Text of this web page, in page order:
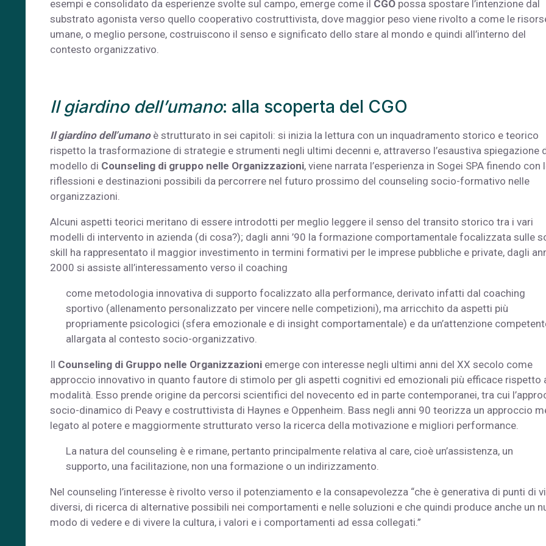
esempi e consolidato da esperienze svolte sul campo, emerge come il CGO possa spostare l’intenzione dal
substrato agonista verso quello cooperativo costruttivista, dove maggior peso viene rivolto a come le
umane, o meglio persone, costruiscono il senso e significato dello stare al mondo e quindi all’interno del
contesto organizzativo.
Il giardino dell’umano: alla scoperta del CGO
Il giardino dell’umanoè strutturato in sei capitoli: si inizia la lettura con un inquadramento storico e teorico
rispetto la trasformazione di strategie e strumenti negli ultimi decenni e, attraverso l’esaustiva spiegazione
modello di Counseling di gruppo nelle Organizzazioni, viene narrata l’esperienza in Sogei SPA finendo con
riflessioni e destinazioni possibili da percorrere nel futuro prossimo del counseling socio-formativo nelle
organizzazioni.
Alcuni aspetti teorici meritano di essere introdotti per meglio leggere il senso del transito storico tra i vari
modelli di intervento in azienda (di cosa?); dagli anni ’90 la formazione comportamentale focalizzata sulle
skill ha rappresentato il maggior investimento in termini formativi per le imprese pubbliche e private, dagli
2000 si assiste all’interessamento verso il coaching
come metodologia innovativa di supporto focalizzato alla performance, derivato infatti dal coaching
sportivo (allenamento personalizzato per vincere nelle competizioni), ma arricchito da aspetti più
propriamente psicologici (sfera emozionale e di insight comportamentale) e da un’attenzione
allargata al contesto socio-organizzativo.
Il Counseling di Gruppo nelle Organizzazioni emerge con interesse negli ultimi anni del XX secolo come
approccio innovativo in quanto fautore di stimolo per gli aspetti cognitivi ed emozionali più efficace rispetto
modalità. Esso prende origine da percorsi scientifici del novecento ed in parte contemporanei, tra cui
socio-dinamico di Peavy e costruttivista di Haynes e Oppenheim. Bass negli anni 90 teorizza un approccio
legato al potere e maggiormente strutturato verso la ricerca della motivazione e migliori performance.
La natura del counseling è e rimane, pertanto principalmente relativa al care, cioè un’assistenza, un
supporto, una facilitazione, non una formazione o un indirizzamento.
Nel counseling l’interesse è rivolto verso il potenziamento e la consapevolezza “che è generativa di punti di
diversi, di ricerca di alternative possibili nei comportamenti e nelle soluzioni e che quindi produce anche un
modo di vedere e di vivere la cultura, i valori e i comportamenti ad essa collegati.”